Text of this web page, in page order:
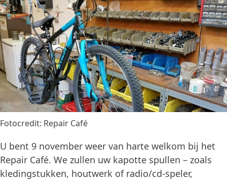
Fotocredit: Repair Café
U bent 9 november weer van harte welkom bij het
Repair Café. We zullen uw kapotte spullen – zoals
kledingstukken, houtwerk of radio/cd-speler,